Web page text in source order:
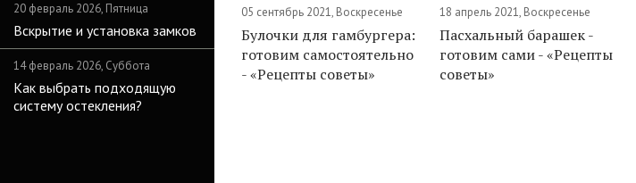
20 февраль 2026, Пятница
Вскрытие и установка замков
14 февраль 2026, Суббота
Как выбрать подходящую
систему остекления?
05 сентябрь 2021, Воскресенье
Булочки для гамбургера:
готовим самостоятельно
- «Рецепты советы»
18 апрель 2021, Воскресенье
Пасхальный барашек -
готовим сами - «Рецепты
советы»